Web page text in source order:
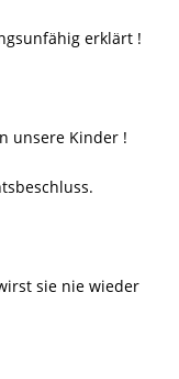
erklärt !
unsere Kinder !
sie nie wieder